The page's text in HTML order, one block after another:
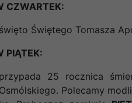
CZWARTEK:
święto Świętego Tomasza
PIĄTEK:
przypada 25 rocznica
Osmólskiego. Polecamy